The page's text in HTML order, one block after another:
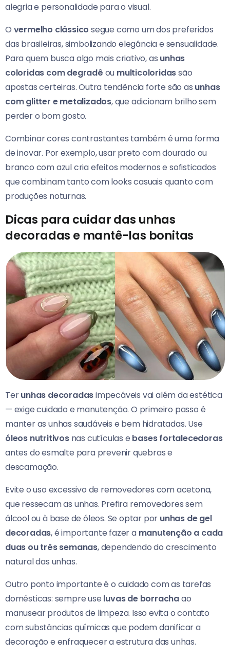
alegria e personalidade para o visual.
O vermelho clássico segue como um dos preferidos
das brasileiras, simbolizando elegância e sensualidade.
Para quem busca algo mais criativo, as unhas
coloridas com degradê ou multicoloridassão
apostas certeiras. Outra tendência forte são as unhas
com glitter e metalizados, que adicionam brilho sem
perder o bom gosto.
Combinar cores contrastantes também é uma forma
de inovar. Por exemplo, usar preto com dourado ou
branco com azul cria efeitos modernos e sofisticados
que combinam tanto com looks casuais quanto com
produções noturnas.
Dicas para cuidar das unhas
decoradas e mantê-las bonitas
Terunhas decoradasimpecáveis vai além da estética
— exige cuidado e manutenção. O primeiro passo é
manter as unhas saudáveis e bem hidratadas. Use
óleos nutritivosnas cutículas e bases fortalecedoras
antes do esmalte para prevenir quebras e
descamação.
Evite o uso excessivo de removedores com acetona,
que ressecam as unhas. Prefira removedores sem
álcool ou à base de óleos. Se optar por unhas de gel
decoradas, é importante fazer a manutenção a cada
duas ou três semanas, dependendo do crescimento
natural das unhas.
Outro ponto importante é o cuidado com as tarefas
domésticas: sempre use luvas de borrachaao
manusear produtos de limpeza. Isso evita o contato
com substâncias químicas que podem danificar a
decoração e enfraquecer a estrutura das unhas.